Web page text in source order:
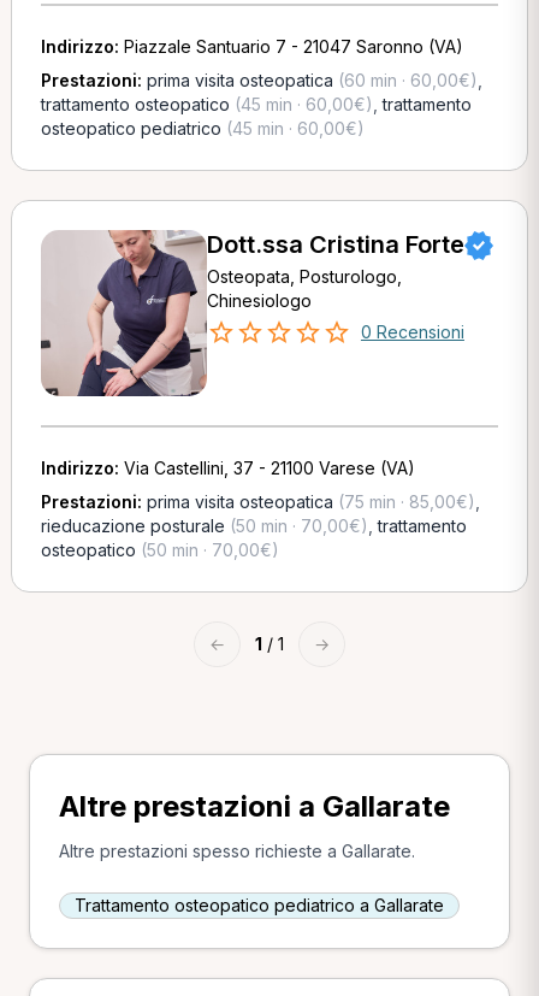
Indirizzo: Piazzale Santuario 7 - 21047 Saronno (VA)
Prestazioni: prima visita osteopatica (60 min · 60,00€)
trattamento osteopatico (45 min · 60,00€) ,trattamento
osteopatico pediatrico (45 min · 60,00€)
Dott.ssa Cristina Forte
Osteopata, Posturologo,
Chinesiologo
0 Recensioni
Indirizzo: Via Castellini, 37 - 21100 Varese (VA)
Prestazioni: prima visita osteopatica (75 min · 85,00€)
rieducazione posturale (50 min · 70,00€) ,trattamento
osteopatico (50 min · 70,00€)
← 1 / 1 →
Altre prestazioni a Gallarate
Altre prestazioni spesso richieste a Gallarate.
Trattamento osteopatico pediatrico a Gallarate